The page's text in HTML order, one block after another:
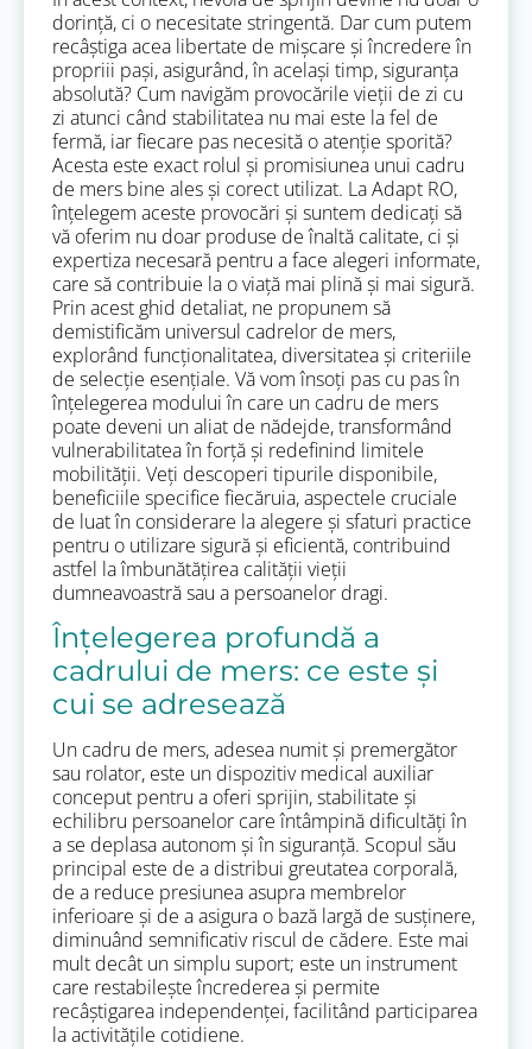
dorință, ci o necesitate stringentă. Dar cum putem
recâștiga acea libertate de mișcare și încredere în
propriii pași, asigurând, în același timp, siguranța
absolută? Cum navigăm provocările vieții de zi cu
zi atunci când stabilitatea nu mai este la fel de
fermă, iar fiecare pas necesită o atenție sporită?
Acesta este exact rolul și promisiunea unui cadru
de mers bine ales și corect utilizat. La Adapt RO,
înțelegem aceste provocări și suntem dedicați să
vă oferim nu doar produse de înaltă calitate, ci și
expertiza necesară pentru a face alegeri informate,
care să contribuie la o viață mai plină și mai sigură.
Prin acest ghid detaliat, ne propunem să
demistificăm universul cadrelor de mers,
explorând funcționalitatea, diversitatea și criteriile
de selecție esențiale. Vă vom însoți pas cu pas în
înțelegerea modului în care un cadru de mers
poate deveni un aliat de nădejde, transformând
vulnerabilitatea în forță și redefinind limitele
mobilității. Veți descoperi tipurile disponibile,
beneficiile specifice fiecăruia, aspectele cruciale
de luat în considerare la alegere și sfaturi practice
pentru o utilizare sigură și eficientă, contribuind
astfel la îmbunătățirea calității vieții
dumneavoastră sau a persoanelor dragi.
Înțelegerea profundă a
cadrului de mers: ce este și
cui se adresează
Un cadru de mers, adesea numit și premergător
sau rolator, este un dispozitiv medical auxiliar
conceput pentru a oferi sprijin, stabilitate și
echilibru persoanelor care întâmpină dificultăți în
a se deplasa autonom și în siguranță. Scopul său
principal este de a distribui greutatea corporală,
de a reduce presiunea asupra membrelor
inferioare și de a asigura o bază largă de susținere,
diminuând semnificativ riscul de cădere. Este mai
mult decât un simplu suport; este un instrument
care restabilește încrederea și permite
recâștigarea independenței, facilitând participarea
la activitățile cotidiene.